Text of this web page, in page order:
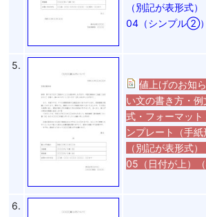
（別記が表形式
04（シンプル②）
5.
値上げのお知
い文の書き方・
式・フォーマッ
ンプレート（手紙
（別記が表形式
05（日付が上）
6.